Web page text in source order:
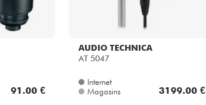
91.00 €
AUDIO TECHNICA
AT 5047
Internet
Magasins
3199.00 €